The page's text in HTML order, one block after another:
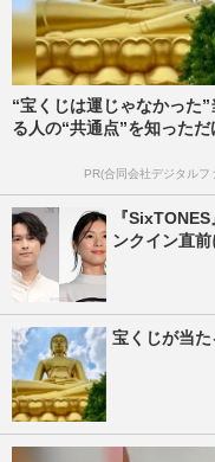
“宝くじは運じゃなかった”
る人の“共通点”を知っただ
PR(合同会社デジタルフ
『
ンクイン直
宝くじが当